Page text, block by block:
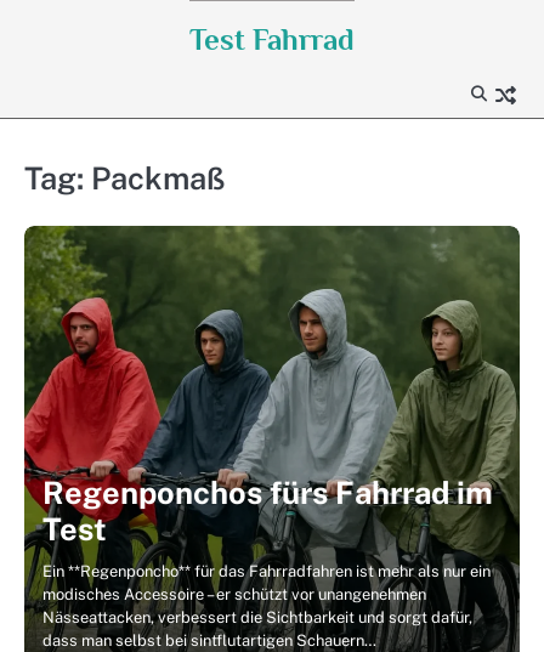
Test Fahrrad
Tag: Packmaß
Regenponchos fürs Fahrrad im
Test
Ein **Regenponcho** für das Fahrradfahren ist mehr als nur ein
modisches Accessoire – er schützt vor unangenehmen
Nässeattacken, verbessert die Sichtbarkeit und sorgt dafür,
dass man selbst bei sintflutartigen Schauern…